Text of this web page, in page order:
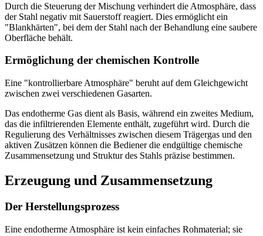
Durch die Steuerung der Mischung verhindert die Atmosphäre, dass
der Stahl negativ mit Sauerstoff reagiert. Dies ermöglicht ein
"Blankhärten", bei dem der Stahl nach der Behandlung eine saubere
Oberfläche behält.
Ermöglichung der chemischen Kontrolle
Eine "kontrollierbare Atmosphäre" beruht auf dem Gleichgewicht
zwischen zwei verschiedenen Gasarten.
Das endotherme Gas dient als Basis, während ein zweites Medium,
das die infiltrierenden Elemente enthält, zugeführt wird. Durch die
Regulierung des Verhältnisses zwischen diesem Trägergas und den
aktiven Zusätzen können die Bediener die endgültige chemische
Zusammensetzung und Struktur des Stahls präzise bestimmen.
Erzeugung und Zusammensetzung
Der Herstellungsprozess
Eine endotherme Atmosphäre ist kein einfaches Rohmaterial; sie